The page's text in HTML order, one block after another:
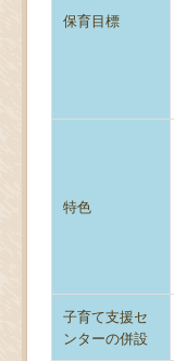
保育目標
特色
子育て支援セ
ンターの併設